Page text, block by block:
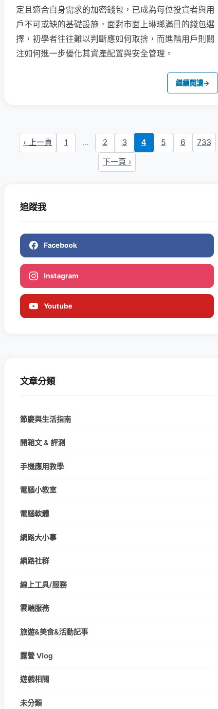
定且適合自身需求的加密錢包，已成為每位投資者與用
戶不可或缺的基礎設施。面對市面上琳瑯滿目的錢包選
擇，初學者往往難以判斷應如何取捨，而進階用戶則關
注如何進一步優化其資產配置與安全管理。
繼續閱讀→
‹ 上一頁 1 ... 2 3 4 5 6
733
下一頁 ›
追蹤我
Facebook
Instagram
Youtube
文章分類
節慶與生活指南
開箱文 & 評測
手機應用教學
電腦小教室
電腦軟體
網路大小事
網路社群
線上工具/服務
雲端服務
旅遊&美食&活動記事
露營 Vlog
遊戲相關
未分類